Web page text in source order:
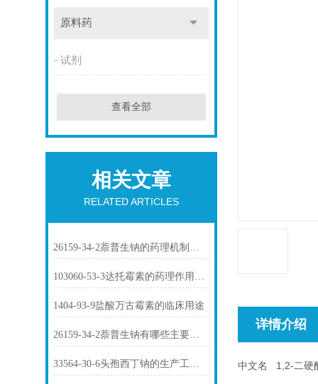
原料药
试剂
查看全部
相关文章
RELATED ARTICLES
26159-34-2萘普生钠的药理机制与临床应用
103060-53-3达托霉素的药理作用介绍
1404-93-9盐酸万古霉素的临床用途
26159-34-2萘普生钠有哪些主要用途？
33564-30-6头孢西丁钠的生产工艺是怎样的？
详情介绍
中文名 1,2-二硬